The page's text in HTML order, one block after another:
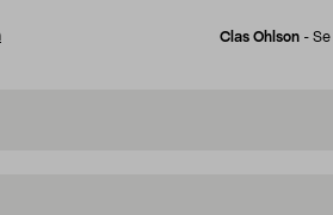
Clas Ohlson -